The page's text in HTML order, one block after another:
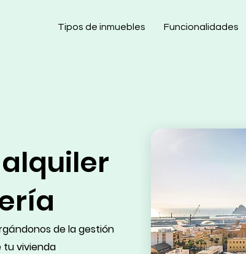
Tipos de inmuebles Funcionalidades
de la gestión
tu vivienda